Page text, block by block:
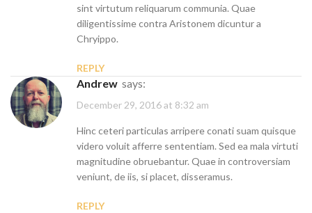
sint virtutum reliquarum communia. Quae
diligentissime contra Aristonem dicuntur a
Chryippo.
REPLY
Andrew says:
December 29, 2016 at 8:32 am
Hinc ceteri particulas arripere conati suam quisque
videro voluit afferre sententiam. Sed ea mala virtuti
magnitudine obruebantur. Quae in controversiam
veniunt, de iis, si placet, disseramus.
REPLY